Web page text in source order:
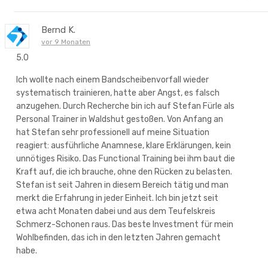
Bernd K.
vor 9 Monaten
5.0
Ich wollte nach einem Bandscheibenvorfall wieder
systematisch trainieren, hatte aber Angst, es falsch
anzugehen. Durch Recherche bin ich auf Stefan Fürle als
Personal Trainer in Waldshut gestoßen. Von Anfang an
hat Stefan sehr professionell auf meine Situation
reagiert: ausführliche Anamnese, klare Erklärungen, kein
unnötiges Risiko. Das Functional Training bei ihm baut die
Kraft auf, die ich brauche, ohne den Rücken zu belasten.
Stefan ist seit Jahren in diesem Bereich tätig und man
merkt die Erfahrung in jeder Einheit. Ich bin jetzt seit
etwa acht Monaten dabei und aus dem Teufelskreis
Schmerz-Schonen raus. Das beste Investment für mein
Wohlbefinden, das ich in den letzten Jahren gemacht
habe.